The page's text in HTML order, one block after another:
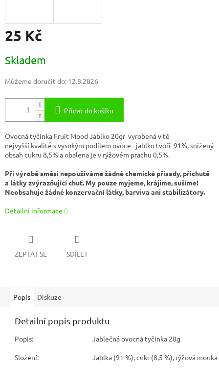
25 Kč
cena:
Skladem
Můžeme doručit do: 12.8.2026
Přidat do košíku
Ovocná tyčinka Fruit Mood Jablko 20gr vyrobená v té
nejvyšší kvalitě s vysokým podílem ovoce - jablko tvoří 91%, snížený
obsah cukru 8,5% a obalena je v rýžovém prachu 0,5%.
Při výrobě směsi nepoužíváme žádné chemické přísady, příchutě
a látky zvýrazňující chuť. My pouze myjeme, krájíme, sušíme!
Neobsahuje žádné konzervační látky, barviva ani stabilizátory.
Detailní informace
ZEPTAT SE SDÍLET
Popis Diskuze
Detailní popis produktu
Popis: Jablečná ovocná tyčinka 20g
Složení: Jablka (91 %), cukr (8,5 %), rýžová